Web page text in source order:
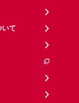
いて